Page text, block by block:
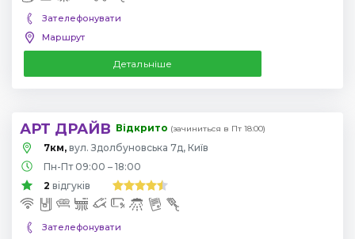
Зателефонувати
Маршрут
Детальніше
АРТ ДРАЙВ Відкрито (зачиниться в Пт 18:00)
7км, вул. Здолбуновська 7д, Київ
Пн-Пт 09:00 – 18:00
2 відгуків
Зателефонувати